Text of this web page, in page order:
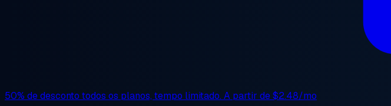
50% de desconto todos os planos, tempo limitado. A partir de$2.48/mo